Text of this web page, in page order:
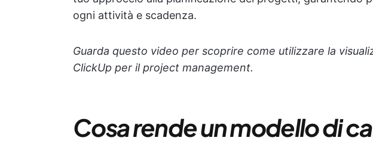
ogni attività e scadenza.
Guarda questo video per scoprire come utilizzare la
ClickUp per il project management.
Cosa rende un modello di